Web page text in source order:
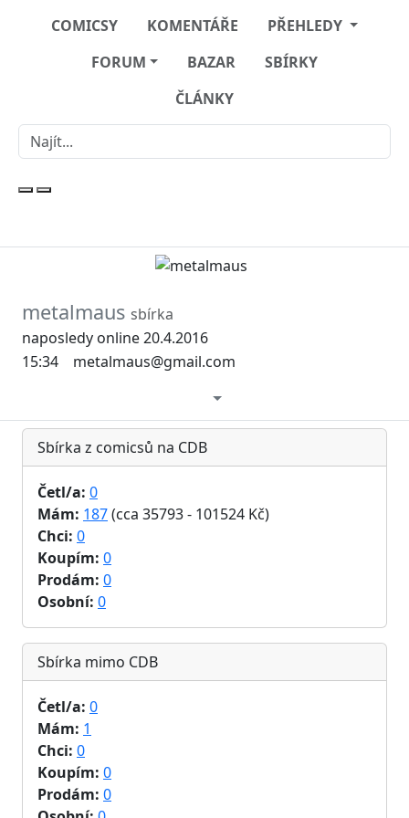
COMICSY KOMENTÁŘE
PŘEHLEDY
FORUM
BAZAR
SBÍRKY
ČLÁNKY
metalmaus sbírka
naposledy online 20.4.2016
15:34
metalmaus@gmail.com
Sbírka z comicsů na CDB
Četl/a: 0
Mám: 187(cca 35793 - 101524 Kč)
Chci: 0
Koupím: 0
Prodám: 0
Osobní: 0
Sbírka mimo CDB
Četl/a: 0
Mám: 1
Chci: 0
Koupím: 0
Prodám: 0